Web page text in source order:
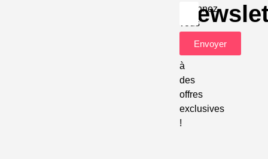
Abonnez-
vous
accéder
à
des
offres
exclusives
!
Envoyer